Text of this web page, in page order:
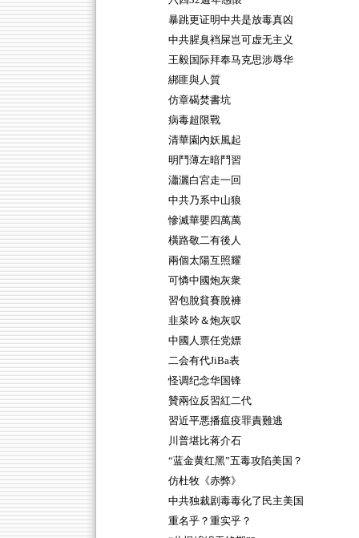
暴跳更证明中共是放毒真凶
中共腥臭裆屎岂可虚无主义
王毅国际拜奉马克思涉辱华
綁匪與人質
仿章碣焚書坑
病毒超限戰
清華園內妖風起
明鬥薄左暗鬥習
瀟灑白宮走一回
中共乃系中山狼
慘滅華嬰四萬萬
橫路敬二有後人
兩個太陽互照耀
可憐中國炮灰衆
習包脫貧賽脫褲
韭菜吟＆炮灰叹
中國人票任党嫖
二会有代JiBa表
怪调纪念华国锋
贊兩位反習紅二代
習近平悪播瘟疫罪責難逃
川普堪比蒋介石
“蓝金黄红黑”五毒攻陷美国？
仿杜牧《赤弊》
中共独裁剧毒毒化了民主美国
重名乎？重实乎？